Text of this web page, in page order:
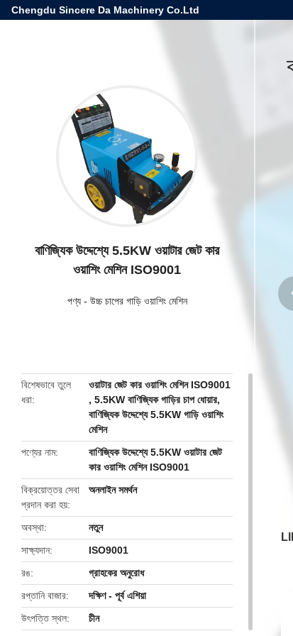
Chengdu Sincere Da Machinery Co.Ltd
বাণিজ্যিক উদ্দেশ্যে 5.5KW ওয়াটার জেট কার
ওয়াশিং মেশিন ISO9001
পণ্য- উচ্চ চাপের গাড়ি ওয়াশিং মেশিন
বিশেষভাবে তুলে
ধরা
ওয়াটার জেট কার ওয়াশিং মেশিন ISO9001
,5.5KW বাণিজ্যিক গাড়ির চাপ ধোয়ার,
বাণিজ্যিক উদ্দেশ্যে 5.5KW গাড়ি ওয়াশিং
মেশিন
পণ্যের নাম
বাণিজ্যিক উদ্দেশ্যে 5.5KW ওয়াটার জেট
কার ওয়াশিং মেশিন ISO9001
বিক্রয়োত্তর সেবা
প্রদান করা হয়
অনলাইন সমর্থন
অবস্থা
নতুন
সাক্ষ্যদান
ISO9001
রঙ
গ্রাহকের অনুরোধ
রপ্তানি বাজার
দক্ষিণ - পূর্ব এশিয়া
উৎপত্তি স্থল
চীন